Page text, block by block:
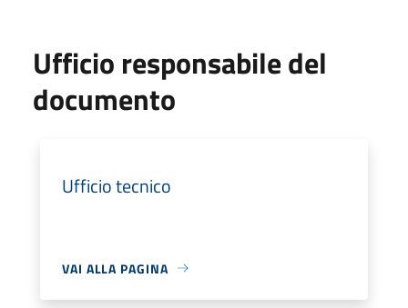
Ufficio responsabile del
documento
Ufficio tecnico
VAI ALLA PAGINA